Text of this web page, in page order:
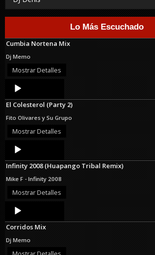
Lo Más Escuchado
Cumbia Nortena Mix
Dj Memo
Mostrar Detalles
Audio
Player
El Colesterol (Party 2)
Fito Olivares y Su Grupo
Mostrar Detalles
Audio
Player
Infinity 2008 (Huapango Tribal Remix)
Mike F - Infinity 2008
Mostrar Detalles
Audio
Player
Corridos Mix
Dj Memo